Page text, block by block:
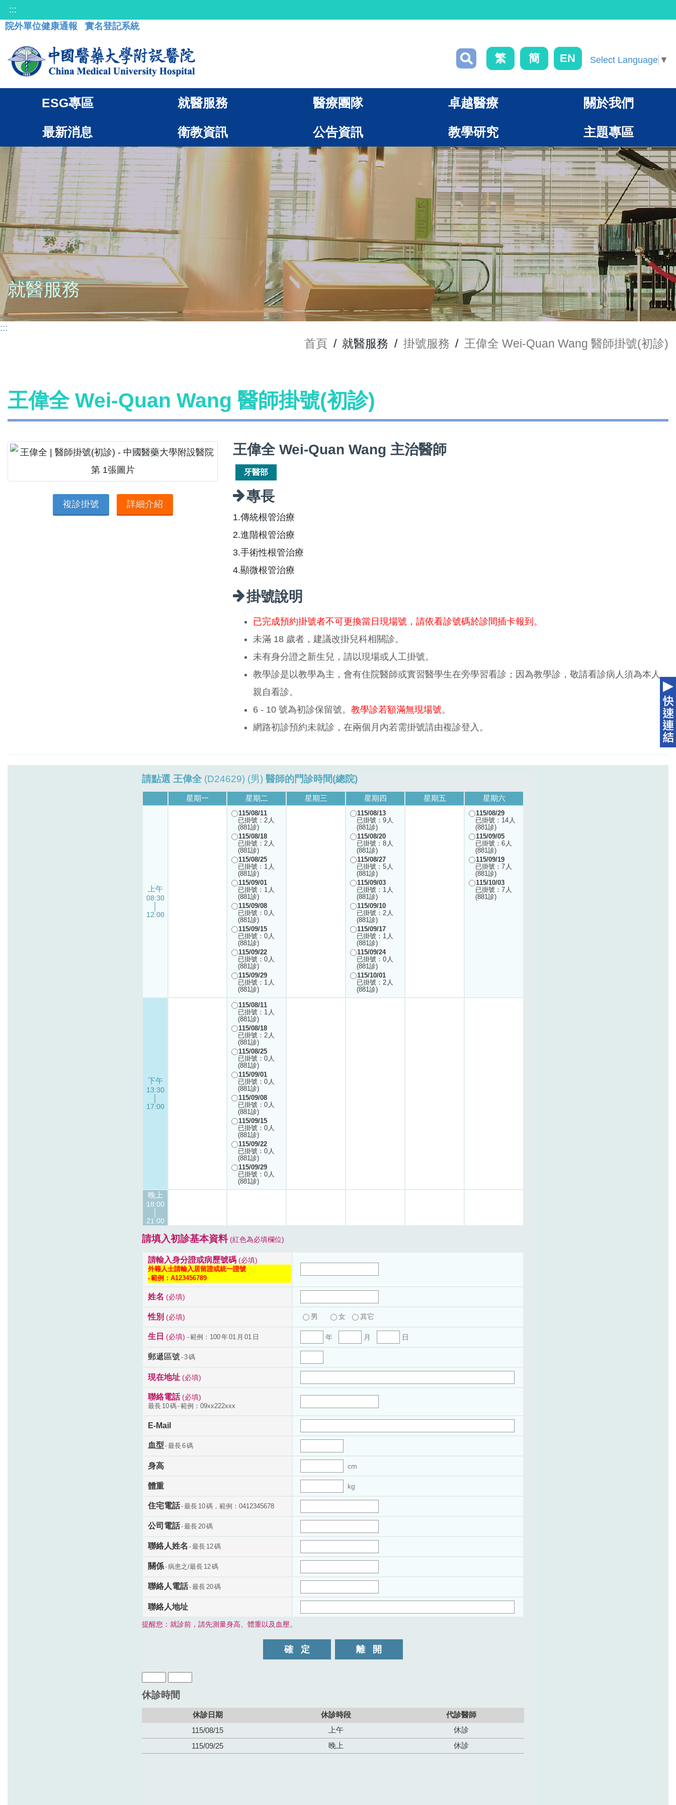
:::
院外單位健康通報
實名登記系統
繁 簡 EN Select Language ▼
ESG專區 就醫服務 醫療團隊 卓越醫療 關於我們
最新消息 衛教資訊 公告資訊 教學研究 主題專區
就醫服務
:::
首頁 / 就醫服務 / 掛號服務 / 王偉全 Wei-Quan Wang 醫師掛號(初診)
王偉全 Wei-Quan Wang 醫師掛號(初診)
複診掛號 詳細介紹
王偉全 Wei-Quan Wang 主治醫師
牙醫部
專長
1.傳統根管治療
2.進階根管治療
3.手術性根管治療
4.顯微根管治療
掛號說明
已完成預約掛號者不可更換當日現場號，請依看診號碼於診間插卡報到。
未滿 18 歲者，建議改掛兒科相關診。
未有身分證之新生兒，請以現場或人工掛號。
教學診是以教學為主，會有住院醫師或實習醫學生在旁學習看診；因為教學診，敬請看診病人須為本人
親自看診。
6 - 10 號為初診保留號。 教學診若額滿無現場號。
網路初診預約未就診，在兩個月內若需掛號請由複診登入。